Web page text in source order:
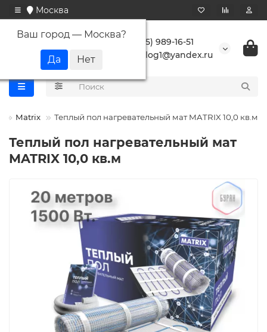
Москва
Ваш город — Москва?
+7 (495) 989-16-51
buranlog1@yandex.ru
Matrix Теплый пол нагревательный мат MATRIX 10,0 кв.м
Теплый пол нагревательный мат
MATRIX 10,0 кв.м